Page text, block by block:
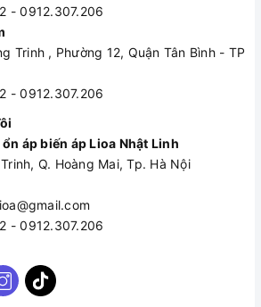
- 0912.307.206
Trinh , Phường 12, Quận Tân Bình - TP
- 0912.307.206
áp biến áp Lioa Nhật Linh
Q. Hoàng Mai, Tp. Hà Nội
- 0912.307.206